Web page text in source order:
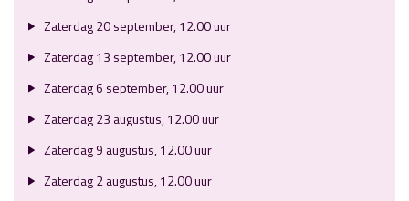
Zaterdag 20 september, 12.00 uur
Zaterdag 13 september, 12.00 uur
Zaterdag 6 september, 12.00 uur
Zaterdag 23 augustus, 12.00 uur
Zaterdag 9 augustus, 12.00 uur
Zaterdag 2 augustus, 12.00 uur